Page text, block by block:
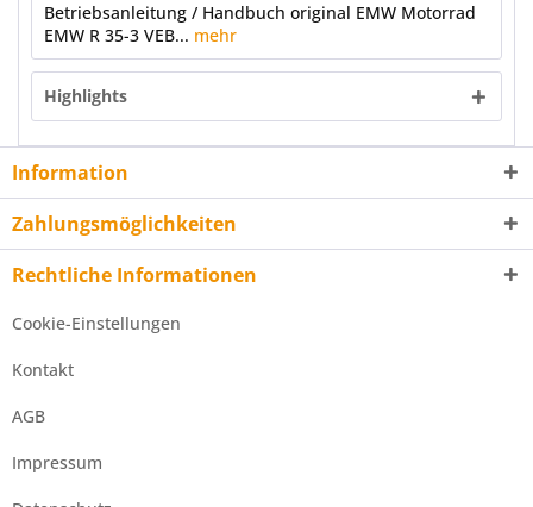
Betriebsanleitung / Handbuch original EMW Motorrad
EMW R 35-3 VEB... mehr
Highlights
Information
Zahlungsmöglichkeiten
Rechtliche Informationen
Cookie-Einstellungen
Kontakt
AGB
Impressum